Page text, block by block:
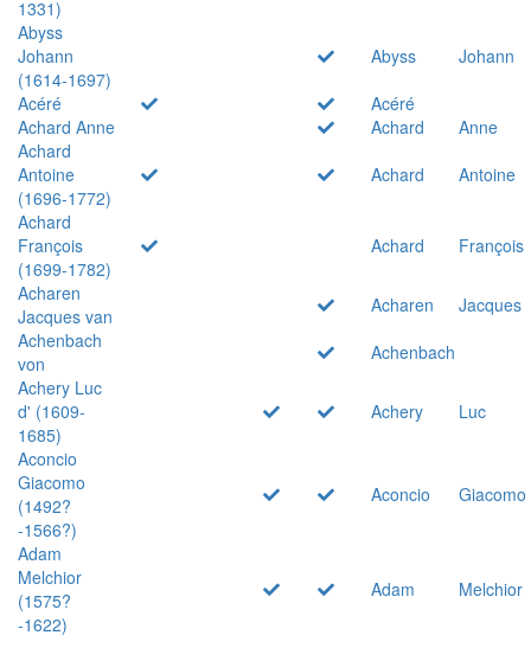
1331)
Abyss
Johann
(1614-1697)
Abyss
Johann
Acéré
Acéré
Achard Anne
Achard
Anne
Achard
Antoine
(1696-1772)
Achard
Antoine
Achard
François
(1699-1782)
Achard
François
Acharen
Jacques van
Acharen
Jacques
Achenbach
von
Achenbach
Achery Luc
d' (1609-
1685)
Achery
Luc
Aconcio
Giacomo
(1492?
-1566?)
Aconcio Giacomo
Adam
Melchior
(1575?
-1622)
Adam Melchior